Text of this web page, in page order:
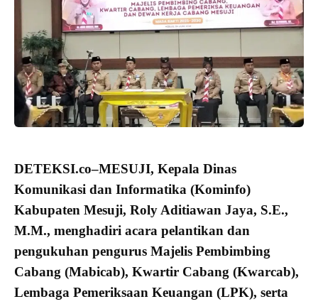
DETEKSI.co–MESUJI, Kepala Dinas
Komunikasi dan Informatika (Kominfo)
Kabupaten Mesuji, Roly Aditiawan Jaya, S.E.,
M.M., menghadiri acara pelantikan dan
pengukuhan pengurus Majelis Pembimbing
Cabang (Mabicab), Kwartir Cabang (Kwarcab),
Lembaga Pemeriksaan Keuangan (LPK), serta